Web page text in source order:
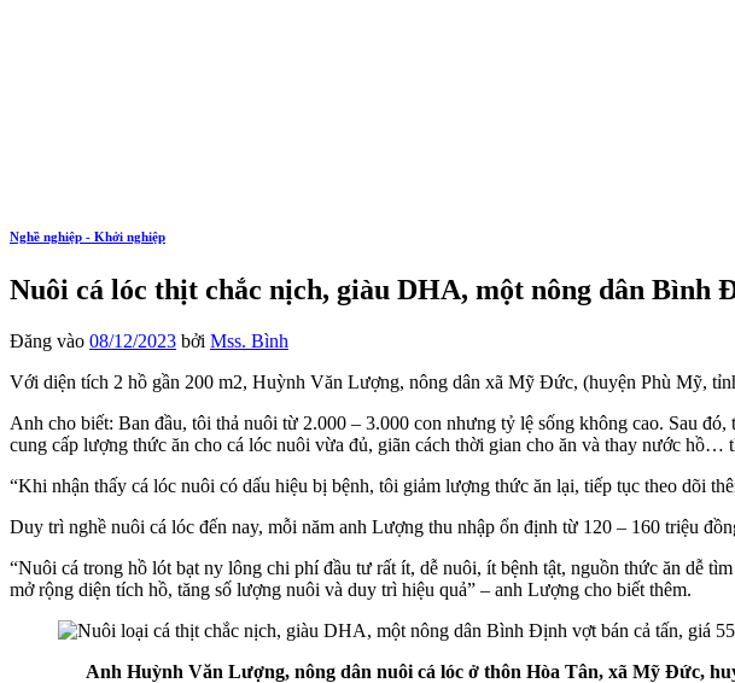
Nghề nghiệp - Khởi nghiệp
Nuôi cá lóc thịt chắc nịch, giàu DHA, một nông dân Bình
Đăng vào 08/12/2023 bởi Mss. Bình
Với diện tích 2 hồ gần 200 m2, Huỳnh Văn Lượng, nông dân xã Mỹ Đức, (huyện Phù Mỹ,
Anh cho biết: Ban đầu, tôi thả nuôi từ 2.000 – 3.000 con nhưng tỷ lệ sống không cao. Sau
cung cấp lượng thức ăn cho cá lóc nuôi vừa đủ, giãn cách thời gian cho ăn và thay nước hồ…
“Khi nhận thấy cá lóc nuôi có dấu hiệu bị bệnh, tôi giảm lượng thức ăn lại, tiếp tục theo dõi
Duy trì nghề nuôi cá lóc đến nay, mỗi năm anh Lượng thu nhập ổn định từ 120 – 160 triệu
“Nuôi cá trong hồ lót bạt ny lông chi phí đầu tư rất ít, dễ nuôi, ít bệnh tật, nguồn thức ăn dễ
mở rộng diện tích hồ, tăng số lượng nuôi và duy trì hiệu quả” – anh Lượng cho biết thêm.
Anh Huỳnh Văn Lượng, nông dân nuôi cá lóc ở thôn Hòa Tân, xã Mỹ Đức,